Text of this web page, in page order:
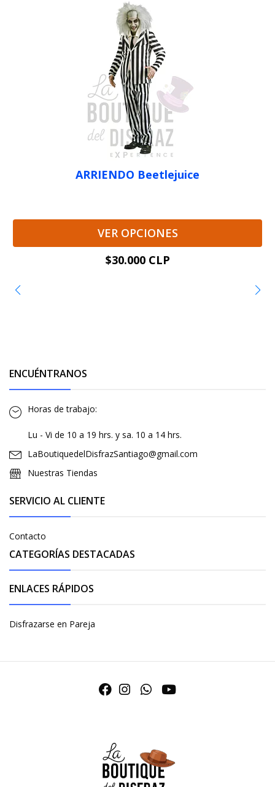
ARRIENDO Beetlejuice
VER OPCIONES
$30.000 CLP
ENCUÉNTRANOS
Horas de trabajo:
Lu - Vi de 10 a 19 hrs. y sa. 10 a 14 hrs.
LaBoutiquedelDisfrazSantiago@gmail.com
Nuestras Tiendas
SERVICIO AL CLIENTE
Contacto
CATEGORÍAS DESTACADAS
ENLACES RÁPIDOS
Disfrazarse en Pareja